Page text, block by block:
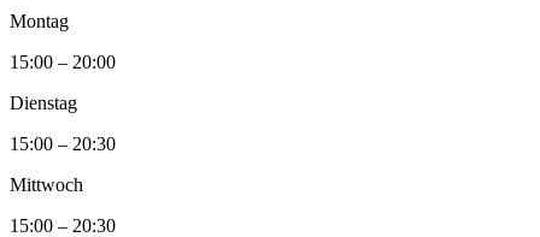
Montag
15:00 – 20:00
Dienstag
15:00 – 20:30
Mittwoch
15:00 – 20:30